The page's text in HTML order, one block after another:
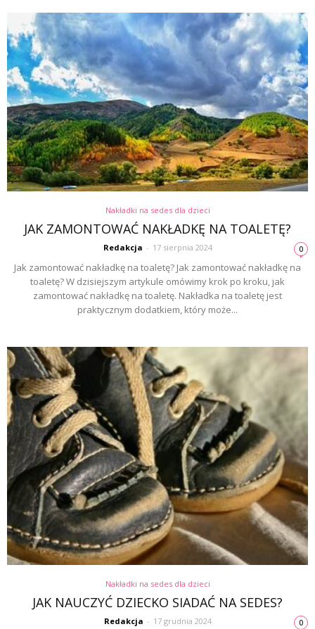
Nakładki na sedes dla dzieci
JAK ZAMONTOWAĆ NAKŁADKĘ NA TOALETĘ?
Redakcja - 17 sierpnia 2024 0
Jak zamontować nakładkę na toaletę? Jak zamontować nakładkę na
toaletę? W dzisiejszym artykule omówimy krok po kroku, jak
zamontować nakładkę na toaletę. Nakładka na toaletę jest
praktycznym dodatkiem, który może...
Nakładki na sedes dla dzieci
JAK NAUCZYĆ DZIECKO SIADAĆ NA SEDES?
Redakcja - 17 grudnia 2024 0